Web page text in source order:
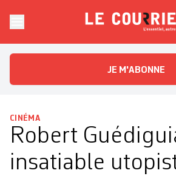
Le Courrier
JE M'ABONNE
CINÉMA
Robert
insatiable